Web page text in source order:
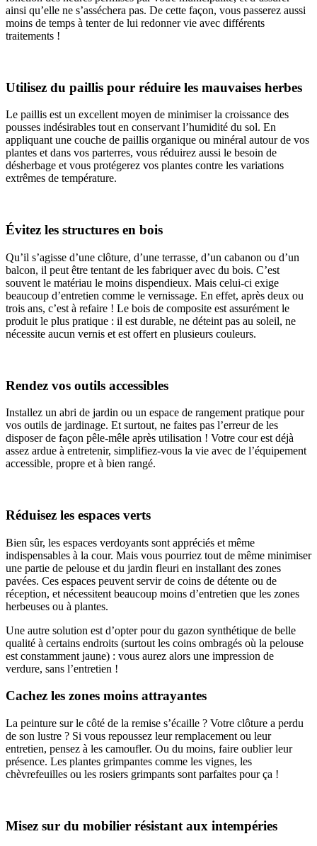
ainsi qu’elle ne s’asséchera pas. De cette façon, vous passerez aussi
moins de temps à tenter de lui redonner vie avec différents
traitements !
Utilisez du paillis pour réduire les mauvaises herbes
Le paillis est un excellent moyen de minimiser la croissance des
pousses indésirables tout en conservant l’humidité du sol. En
appliquant une couche de paillis organique ou minéral autour de vos
plantes et dans vos parterres, vous réduirez aussi le besoin de
désherbage et vous protégerez vos plantes contre les variations
extrêmes de température.
Évitez les structures en bois
Qu’il s’agisse d’une clôture, d’une terrasse, d’un cabanon ou d’un
balcon, il peut être tentant de les fabriquer avec du bois. C’est
souvent le matériau le moins dispendieux. Mais celui-ci exige
beaucoup d’entretien comme le vernissage. En effet, après deux ou
trois ans, c’est à refaire ! Le bois de composite est assurément le
produit le plus pratique : il est durable, ne déteint pas au soleil, ne
nécessite aucun vernis et est offert en plusieurs couleurs.
Rendez vos outils accessibles
Installez un abri de jardin ou un espace de rangement pratique pour
vos outils de jardinage. Et surtout, ne faites pas l’erreur de les
disposer de façon pêle-mêle après utilisation ! Votre cour est déjà
assez ardue à entretenir, simplifiez-vous la vie avec de l’équipement
accessible, propre et à bien rangé.
Réduisez les espaces verts
Bien sûr, les espaces verdoyants sont appréciés et même
indispensables à la cour. Mais vous pourriez tout de même minimiser
une partie de pelouse et du jardin fleuri en installant des zones
pavées. Ces espaces peuvent servir de coins de détente ou de
réception, et nécessitent beaucoup moins d’entretien que les zones
herbeuses ou à plantes.
Une autre solution est d’opter pour du gazon synthétique de belle
qualité à certains endroits (surtout les coins ombragés où la pelouse
est constamment jaune) : vous aurez alors une impression de
verdure, sans l’entretien !
Cachez les zones moins attrayantes
La peinture sur le côté de la remise s’écaille ? Votre clôture a perdu
de son lustre ? Si vous repoussez leur remplacement ou leur
entretien, pensez à les camoufler. Ou du moins, faire oublier leur
présence. Les plantes grimpantes comme les vignes, les
chèvrefeuilles ou les rosiers grimpants sont parfaites pour ça !
Misez sur du mobilier résistant aux intempéries